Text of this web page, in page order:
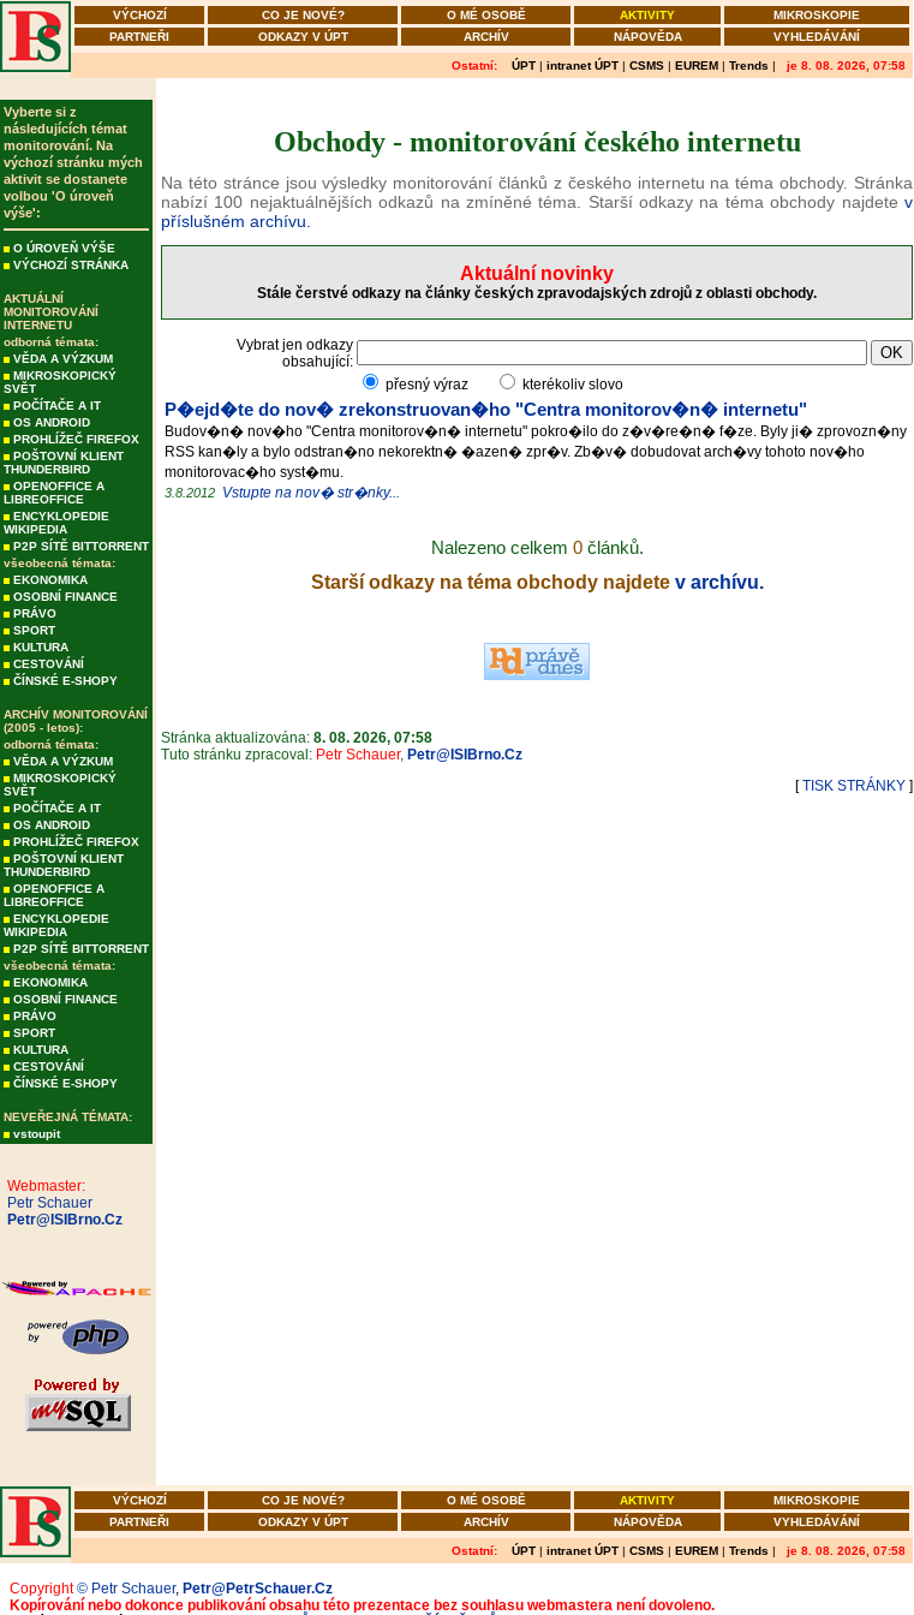
VÝCHOZÍ CO JE NOVÉ? O MÉ OSOBĚ AKTIVITY
MIKROSKOPIE
PARTNEŘI
ODKAZY V ÚPT ARCHÍV NÁPOVĚDA VYHLEDÁVÁNÍ
Ostatní: ÚPT | intranet ÚPT | CSMS | EUREM | Trends | je 8. 08. 2026, 07:58
Vyberte si z
následujících témat
monitorování. Na
výchozí stránku mých
aktivit se dostanete
volbou 'O úroveň
výše':
O ÚROVEŇ VÝŠE
VÝCHOZÍ STRÁNKA
AKTUÁLNÍ
MONITOROVÁNÍ
INTERNETU
odborná témata:
VĚDA A VÝZKUM
MIKROSKOPICKÝ
SVĚT
POČÍTAČE A IT
OS ANDROID
PROHLÍŽEČ FIREFOX
POŠTOVNÍ KLIENT
THUNDERBIRD
OPENOFFICE A
LIBREOFFICE
ENCYKLOPEDIE
WIKIPEDIA
P2P SÍTĚ BITTORRENT
všeobecná témata:
EKONOMIKA
OSOBNÍ FINANCE
PRÁVO
SPORT
KULTURA
CESTOVÁNÍ
ČÍNSKÉ E-SHOPY
ARCHÍV MONITOROVÁNÍ
(2005 - letos):
odborná témata:
VĚDA A VÝZKUM
MIKROSKOPICKÝ
SVĚT
POČÍTAČE A IT
OS ANDROID
PROHLÍŽEČ FIREFOX
POŠTOVNÍ KLIENT
THUNDERBIRD
OPENOFFICE A
LIBREOFFICE
ENCYKLOPEDIE
WIKIPEDIA
P2P SÍTĚ BITTORRENT
všeobecná témata:
EKONOMIKA
OSOBNÍ FINANCE
PRÁVO
SPORT
KULTURA
CESTOVÁNÍ
ČÍNSKÉ E-SHOPY
NEVEŘEJNÁ TÉMATA:
vstoupit
Webmaster:
Petr Schauer
Petr@ISIBrno.Cz
Obchody - monitorování českého internetu
Na této stránce jsou výsledky monitorování článků z českého internetu na téma obchody. Stránka
nabízí 100 nejaktuálnějších odkazů na zmíněné téma. Starší odkazy na téma obchody najdete v
příslušném archívu.
Aktuální novinky
Stále čerstvé odkazy na články českých zpravodajských zdrojů z oblasti obchody.
Vybrat jen odkazy
obsahující:
přesný výraz
kterékoliv slovo
P�ejd�te do nov� zrekonstruovan�ho "Centra monitorov�n� internetu"
Budov�n� nov�ho "Centra monitorov�n� internetu" pokro�ilo do z�v�re�n� f�ze. Byly ji� zprovozn�ny
RSS kan�ly a bylo odstran�no nekorektn� �azen� zpr�v. Zb�v� dobudovat arch�vy tohoto nov�ho
monitorovac�ho syst�mu.
3.8.2012 Vstupte na nov� str�nky...
Nalezeno celkem 0článků.
Starší odkazy na téma obchody najdete v archívu.
Stránka aktualizována: 8. 08. 2026, 07:58
Tuto stránku zpracoval: Petr Schauer, Petr@ISIBrno.Cz
[TISK STRÁNKY ]
VÝCHOZÍ CO JE NOVÉ? O MÉ OSOBĚ AKTIVITY
MIKROSKOPIE
PARTNEŘI
ODKAZY V ÚPT ARCHÍV NÁPOVĚDA VYHLEDÁVÁNÍ
Ostatní: ÚPT | intranet ÚPT | CSMS | EUREM | Trends | je 8. 08. 2026, 07:58
Copyright© Petr Schauer, Petr@PetrSchauer.Cz
Kopírování nebo dokonce publikování obsahu této prezentace bez souhlasu webmastera není dovoleno.